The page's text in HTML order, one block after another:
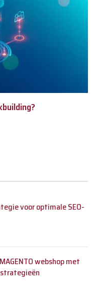
voor optimale SEO-
webshop met